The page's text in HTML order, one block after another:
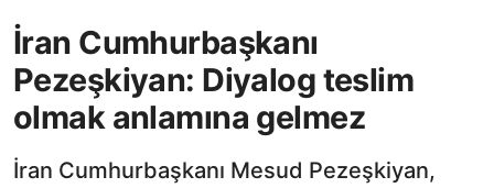
İran Cumhurbaşkanı
Pezeşkiyan: Diyalog teslim
olmak anlamına gelmez
İran Cumhurbaşkanı Mesud Pezeşkiyan,